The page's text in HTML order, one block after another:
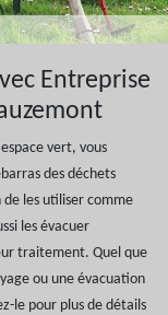
Entreprise
vert, vous
des déchets
de les utiliser comme
les évacuer
traitement. Quel que
ou une évacuation
le pour plus de détails